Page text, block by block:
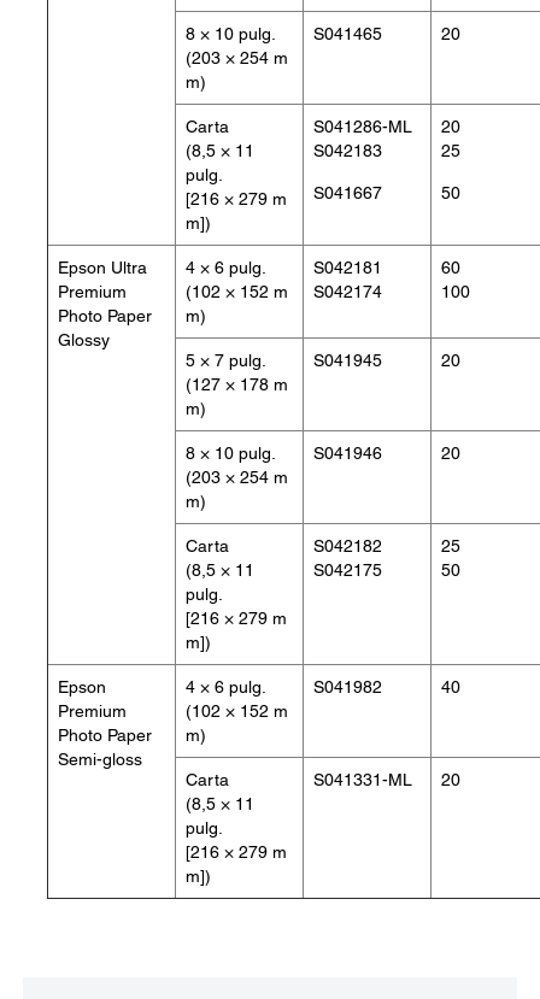
8 × 10 pulg.
(203 × 254 m
m)
S041465 20
Carta
(8,5 × 11
pulg.
[216 × 279 m
m])
S041286-ML
S042183
S041667
20
25
50
Epson Ultra
Premium
Photo Paper
Glossy
4 × 6 pulg.
(102 × 152 m
m)
S042181
S042174
60
100
5 × 7 pulg.
(127 × 178 m
m)
S041945 20
8 × 10 pulg.
(203 × 254 m
m)
S041946 20
Carta
(8,5 × 11
pulg.
[216 × 279 m
m])
S042182
S042175
25
50
Epson
Premium
Photo Paper
Semi-gloss
4 × 6 pulg.
(102 × 152 m
m)
S041982 40
Carta
(8,5 × 11
pulg.
[216 × 279 m
m])
S041331-ML 20